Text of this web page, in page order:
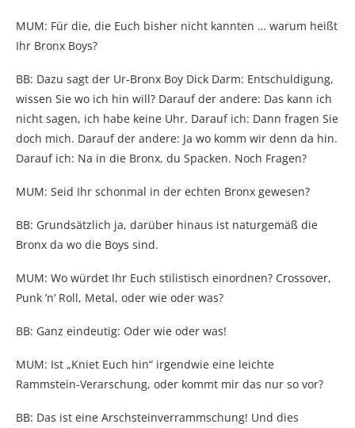
MUM: Für die, die Euch bisher nicht kannten … warum heißt
Ihr Bronx Boys?
BB: Dazu sagt der Ur-Bronx Boy Dick Darm: Entschuldigung,
wissen Sie wo ich hin will? Darauf der andere: Das kann ich
nicht sagen, ich habe keine Uhr. Darauf ich: Dann fragen Sie
doch mich. Darauf der andere: Ja wo komm wir denn da hin.
Darauf ich: Na in die Bronx, du Spacken. Noch Fragen?
MUM: Seid Ihr schonmal in der echten Bronx gewesen?
BB: Grundsätzlich ja, darüber hinaus ist naturgemäß die
Bronx da wo die Boys sind.
MUM: Wo würdet Ihr Euch stilistisch einordnen? Crossover,
Punk ’n‘ Roll, Metal, oder wie oder was?
BB: Ganz eindeutig: Oder wie oder was!
MUM: Ist „Kniet Euch hin“ irgendwie eine leichte
Rammstein-Verarschung, oder kommt mir das nur so vor?
BB: Das ist eine Arschsteinverrammschung! Und dies